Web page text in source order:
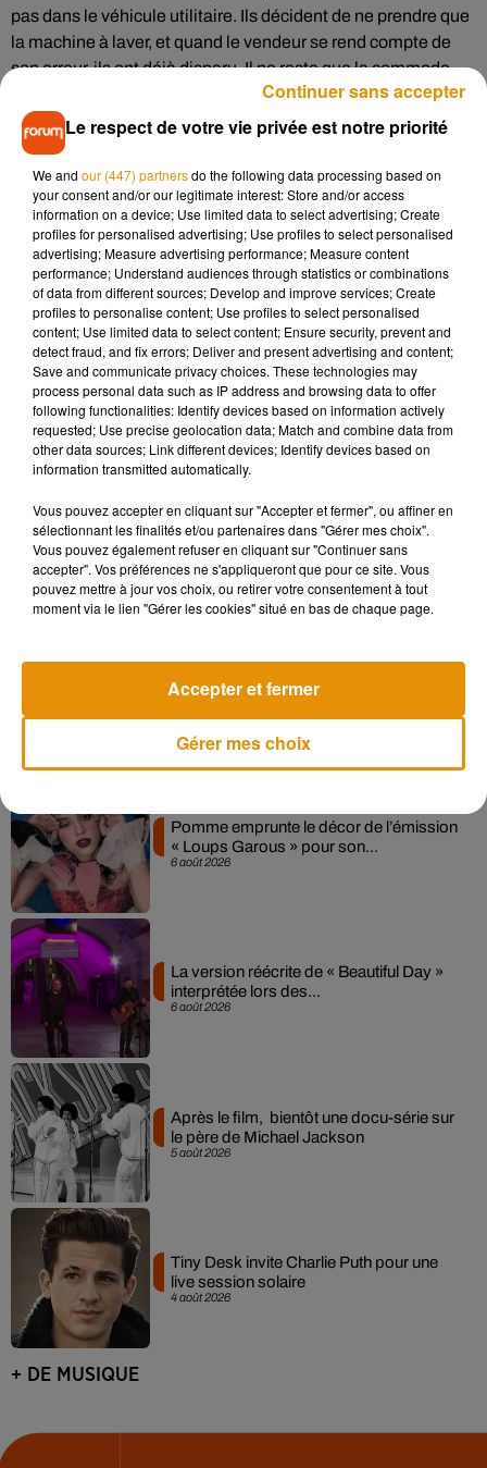
pas dans le véhicule utilitaire. Ils décident de ne prendre que
la machine à laver, et quand le vendeur se rend compte de
son erreur, ils ont déjà disparu. Il ne reste que la commode
sur le trottoir. Il est catastrophé : il y avait 180 000 € dedans,
toutes ses économies !
A l’aide des images de vidéosurveillance de la ville, la police
arrive à mettre la main sur les deux voleurs et sur une partie
du butin, mais il manque 42 000 €, déjà dépensés en
restaurant et achats en tout genre. Enfin surtout dépensés
par celui qui a découvert la mallette, parce que l’autre, il n’a
eu droit qu’à 1000 €, son complice lui avait fait croire qu’il n’y
avait que 2000 € en tout !
Arnaqueur un jour, arnaqueur toujours !
Musique
7 août 2026
Madonna sort enfin le remix de « Love
Sensation » avec Kylie Minogue
7 août 2026
Angèle et Amélie Lens dévoilent leur
collaboration tant attendue
6 août 2026
Pomme emprunte le décor de l’émission
« Loups Garous » pour son...
6 août 2026
La version réécrite de « Beautiful Day »
interprétée lors des...
5 août 2026
Après le film, bientôt une docu-série sur
le père de Michael Jackson
4 août 2026
Tiny Desk invite Charlie Puth pour une
live session solaire
+ DE MUSIQUE
Le respect de votre vie privée est notre priorité
We and our (447) partnersdo the following data processing based on
your consent and/or our legitimate interest: Store and/or access
information on a device; Use limited data to select advertising; Create
profiles for personalised advertising; Use profiles to select personalised
advertising; Measure advertising performance; Measure content
performance; Understand audiences through statistics or combinations
of data from different sources; Develop and improve services; Create
profiles to personalise content; Use profiles to select personalised
content; Use limited data to select content; Ensure security, prevent and
detect fraud, and fix errors; Deliver and present advertising and content;
Save and communicate privacy choices. These technologies may
process personal data such as IP address and browsing data to offer
following functionalities: Identify devices based on information actively
requested; Use precise geolocation data; Match and combine data from
other data sources; Link different devices; Identify devices based on
information transmitted automatically.
Vous pouvez accepter en cliquant sur "Accepter et fermer", ou affiner en
sélectionnant les finalités et/ou partenaires dans "Gérer mes choix".
Vous pouvez également refuser en cliquant sur "Continuer sans
accepter". Vos préférences ne s'appliqueront que pour ce site. Vous
pouvez mettre à jour vos choix, ou retirer votre consentement à tout
moment via le lien "Gérer les cookies" situé en bas de chaque page.
Gérer mes choix
Accepter et fermer
Continuer sans accepter